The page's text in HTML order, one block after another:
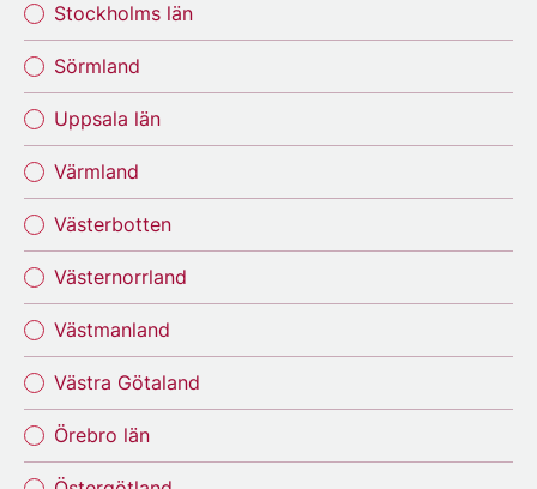
Stockholms län
Sörmland
Uppsala län
Värmland
Västerbotten
Västernorrland
Västmanland
Västra Götaland
Örebro län